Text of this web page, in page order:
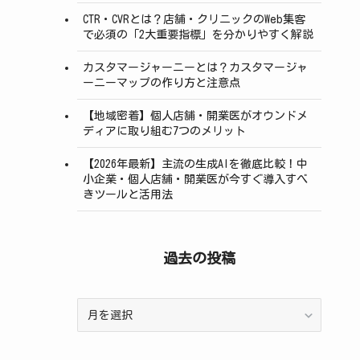
CTR・CVRとは？店舗・クリニックのWeb集客
で必須の「2大重要指標」を分かりやすく解説
カスタマージャーニーとは？カスタマージャ
ーニーマップの作り方と注意点
【地域密着】個人店舗・開業医がオウンドメ
ディアに取り組む7つのメリット
【2026年最新】主流の生成AIを徹底比較！中
小企業・個人店舗・開業医が今すぐ導入すべ
きツールと活用法
過去の投稿